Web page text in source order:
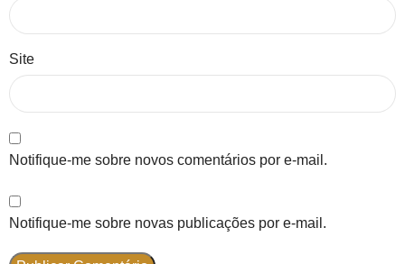
Site
Notifique-me sobre novos comentários por e-mail.
Notifique-me sobre novas publicações por e-mail.